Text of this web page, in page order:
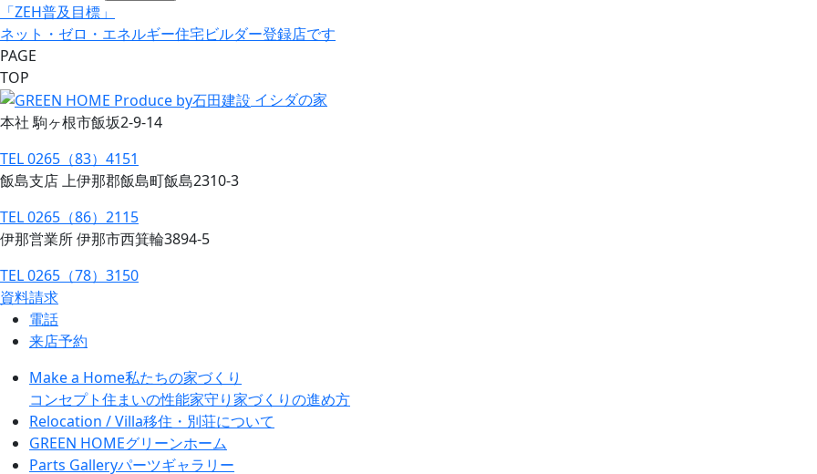
「ZEH普及目標」
ネット・ゼロ・エネルギー住宅ビルダー登録店です
PAGE
TOP
イシダの家
本社 駒ヶ根市飯坂2-9-14
TEL 0265（83）4151
飯島支店 上伊那郡飯島町飯島2310-3
TEL 0265（86）2115
伊那営業所 伊那市西箕輪3894-5
TEL 0265（78）3150
資料請求
電話
来店予約
Make a Home私たちの家づくり
コンセプト住まいの性能家守り家づくりの進め方
Relocation / Villa移住・別荘について
GREEN HOMEグリーンホーム
Parts Galleryパーツギャラリー